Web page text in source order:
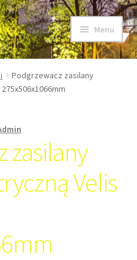
Menu
Podgrzewacz zasilany
zasilany
Velis